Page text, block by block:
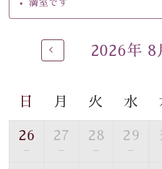
・館内フリーWi-Fi
・駐車場完備
・チェックイン15時、チェックア
・夕食は地産地消の創作和会席
いう昔の暦による料理表現）
・朝食はこだわりの味噌汁をはじ
満室です
2026年 8
日 月 火 水
26
—
27
—
28
—
29
—